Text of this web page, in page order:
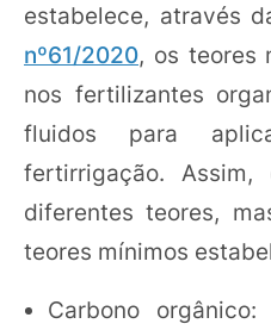
estabelece, através
nº61/2020, os teores
nos fertilizantes
fluidos para
fertirrigação.
diferentes teores,
teores mínimos
Carbono